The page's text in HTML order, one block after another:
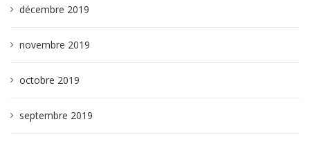
décembre 2019
novembre 2019
octobre 2019
septembre 2019